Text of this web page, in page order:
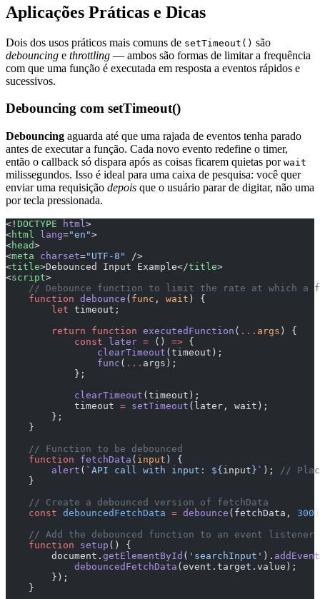
Aplicações Práticas e Dicas
Dois dos usos práticos mais comuns de setTimeout() são
debouncing e throttling — ambos são formas de limitar a frequência
com que uma função é executada em resposta a eventos rápidos e
sucessivos.
Debouncing com setTimeout()
Debouncing aguarda até que uma rajada de eventos tenha parado
antes de executar a função. Cada novo evento redefine o timer,
então o callback só dispara após as coisas ficarem quietas por wait
milissegundos. Isso é ideal para uma caixa de pesquisa: você quer
enviar uma requisição depois que o usuário parar de digitar, não uma
por tecla pressionada.
<! DOCTYPE html>
<html lang="en">
<head>
<meta charset="UTF-8"
/>
<title>Debounced Input Example</title>
<script>
// Debounce function to limit the rate at which a
    function
debounce ( func , wait ) {
        let
timeout;
        return
function executedFunction ( ... args ) {
            const
later = () => {
                clearTimeout
(timeout);
                func
( ... args);
            };
            clearTimeout
(timeout);
            timeout
= setTimeout (later, wait);
        };
    }
    // Function to be debounced
    function
fetchData ( input ) {
        alert
( `API call with input: ${ input }` );
//
    }
    // Create a debounced version of fetchData
    const
debouncedFetchData = debounce (fetchData, 300
    // Add the debounced function to an event listener
    function
setup () {
        document.
getElementById ( 'searchInput' ).
            debouncedFetchData
(event.target.value);
        });
    }